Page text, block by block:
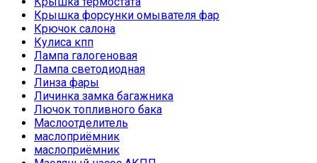
Крышка форсунки омывателя фар
Крючок салона
Кулиса кпп
Лампа галогеновая
Лампа светодиодная
Линза фары
Личинка замка багажника
Лючок топливного бака
Маслоотделитель
маслоприёмник
маслоприёмник